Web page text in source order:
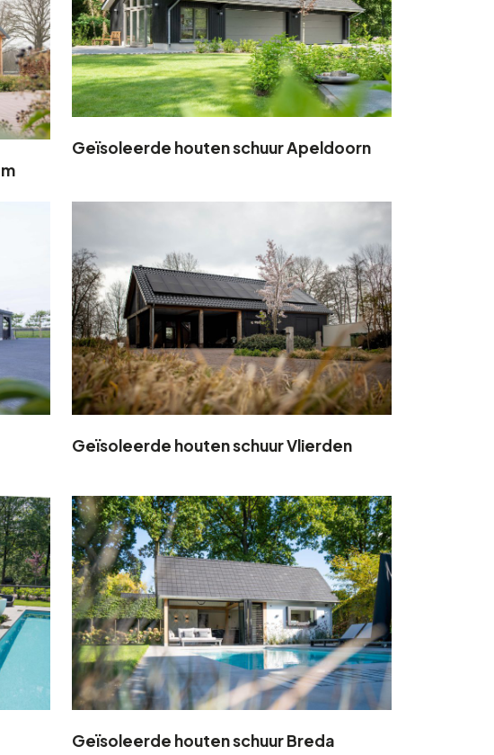
Geïsoleerde houten schuur Apeldoorn
Geïsoleerde houten schuur Vlierden
Geïsoleerde houten schuur Breda